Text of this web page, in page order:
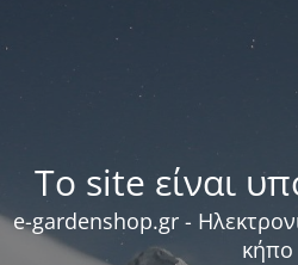
Το site είναι
e-gardenshop.gr -
κήπο